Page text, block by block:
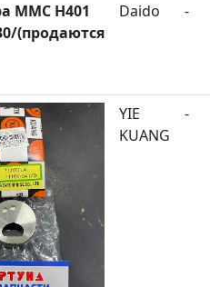
MMC H401
(продаются
Daido -
YIE
KUANG
-